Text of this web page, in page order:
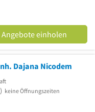
Angebote einholen
Dajana Nicodem
keine Öffnungszeiten